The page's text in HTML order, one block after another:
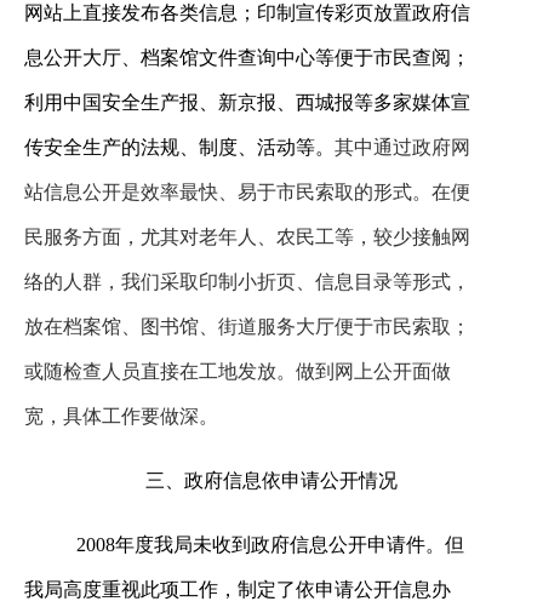
网站上直接发布各类信息；印制宣传彩页放置政府信
息公开大厅、档案馆文件查询中心等便于市民查阅；
利用中国安全生产报、新京报、西城报等多家媒体宣
传安全生产的法规、制度、活动等。 其中通过政府网
站信息公开是效率最快、易于市民索取的形式。在便
民服务方面，尤其对老年人、农民工等，较少接触网
络的人群，我们采取印制小折页、信息目录等形式，
放在档案馆、图书馆、街道服务大厅便于市民索取；
或随检查人员直接在工地发放。做到网上公开面做
宽，具体工作要做深。
三、政府信息依申请公开情况
2008年度我局未收到政府信息公开申请件。但
我局高度重视此项工作，制定了依申请公开信息办